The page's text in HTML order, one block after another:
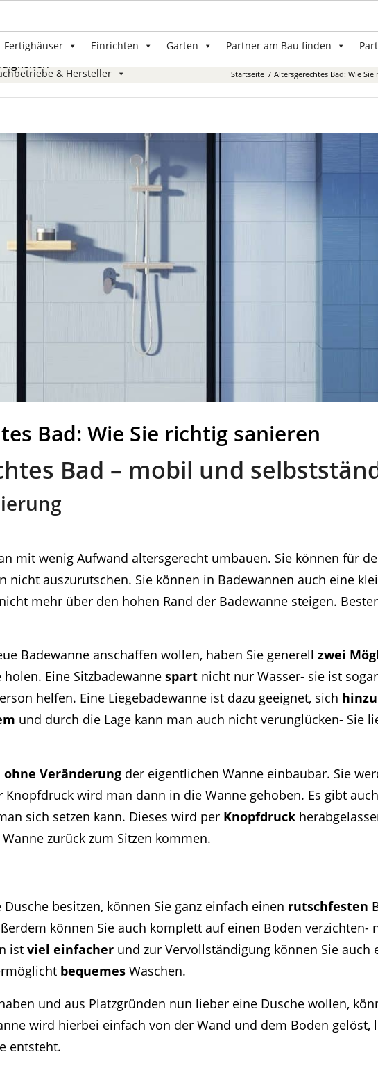
Fertighäuser Einrichten Garten Partner am Bau finden
& Hersteller Startseite / Altersgerechtes Bad: Wie Sie
Bad: Wie Sie richtig sanieren
Bad – mobil und
mit wenig Aufwand altersgerecht umbauen. Sie können für
nicht auszurutschen. Sie können in Badewannen auch eine
mehr über den hohen Rand der Badewanne steigen.
Badewanne anschaffen wollen, haben Sie generell zwei
holen. Eine Sitzbadewannespart nicht nur Wasser- sie ist
helfen. Eine Liegebadewanne ist dazu geeignet, sich
und durch die Lage kann man auch nicht verunglücken- Sie
ohne Veränderung der eigentlichen Wanne einbaubar. Sie
Knopfdruck wird man dann in die Wanne gehoben. Es gibt
sich setzen kann. Dieses wird per Knopfdruck
zurück zum Sitzen kommen.
besitzen, können Sie ganz einfach einen rutschfesten
können Sie auch komplett auf einen Boden
istviel einfacher und zur Vervollständigung können Sie
bequemes Waschen.
und aus Platzgründen nun lieber eine Dusche wollen,
wird hierbei einfach von der Wand und dem Boden
entsteht.